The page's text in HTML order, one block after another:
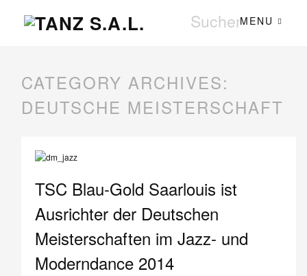
MENU
CATEGORY ARCHIVES:
DEUTSCHE MEISTERSCHAFT
TSC Blau-Gold Saarlouis ist
Ausrichter der Deutschen
Meisterschaften im Jazz- und
Moderndance 2014